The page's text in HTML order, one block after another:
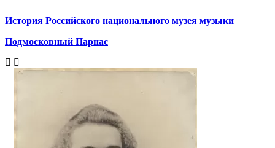
История Российского национального музея музыки
Подмосковный Парнас